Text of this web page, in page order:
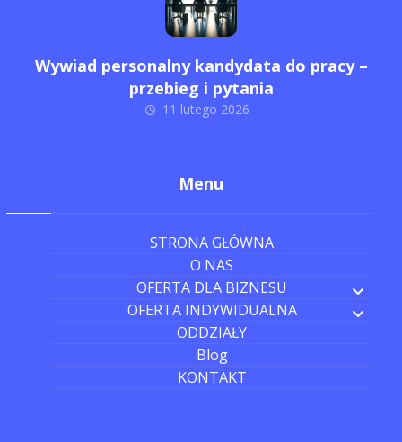
Wywiad personalny kandydata do pracy –
przebieg i pytania
11 lutego 2026
Menu
STRONA GŁÓWNA
O NAS
OFERTA DLA BIZNESU
OFERTA INDYWIDUALNA
ODDZIAŁY
Blog
KONTAKT